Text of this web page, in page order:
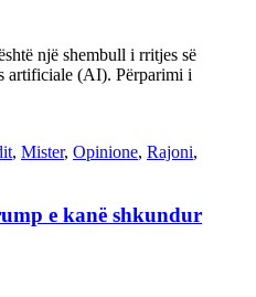
një shembull i rritjes së
artificiale (AI). Përparimi i
, Mister, Opinione, Rajoni,
e kanë shkundur